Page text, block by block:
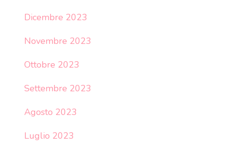
Dicembre 2023
Novembre 2023
Ottobre 2023
Settembre 2023
Agosto 2023
Luglio 2023